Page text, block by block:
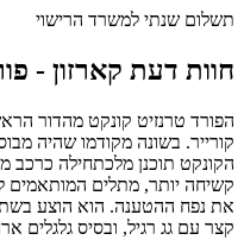
תשלום שנתי למשרד הרישוי
חוות דעת קארזון -
קורייר. בשונה מקודמו שהיה
הקונקט תוכנן מלכתחילה כרכב
קשיחה יותר, מתלים המותאמים
את נפח ההטענה. הוא הוצע בשתי
קצר עם גג רגיל, ובסיס גלגלים